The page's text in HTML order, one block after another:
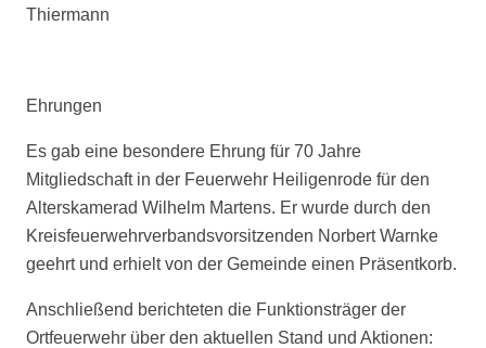
Thiermann
Ehrungen
Es gab eine besondere Ehrung für 70 Jahre
Mitgliedschaft in der Feuerwehr Heiligenrode für den
Alterskamerad Wilhelm Martens. Er wurde durch den
Kreisfeuerwehrverbandsvorsitzenden Norbert Warnke
geehrt und erhielt von der Gemeinde einen Präsentkorb.
Anschließend berichteten die Funktionsträger der
Ortfeuerwehr über den aktuellen Stand und Aktionen: